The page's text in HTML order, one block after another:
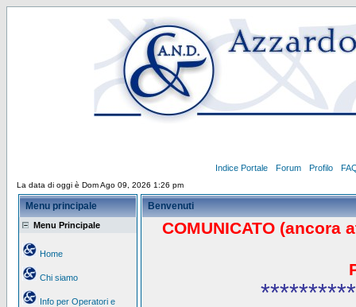
Indice Portale Forum Profilo
La data di oggi è Dom Ago 09, 2026 1:26 pm
Menu principale
Menu Principale
Home
Chi siamo
Info per Operatori e
Benvenuti
COMUNICATO (ancora